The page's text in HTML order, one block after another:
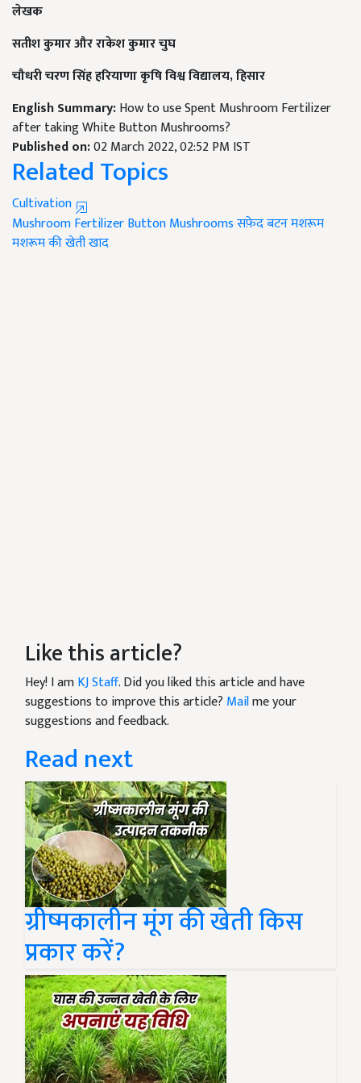
लेखक
सतीश कुमार और राकेश कुमार चुघ
चौधरी चरण सिंह हरियाणा कृषि विश्व विद्यालय,हिसार
English Summary:How to use Spent Mushroom Fertilizer
after taking White Button Mushrooms?
Published on:02 March 2022, 02:52 PM IST
Related Topics
Cultivation
Mushroom FertilizerButton Mushroomsसफ़ेद बटन मशरूम
मशरूम की खेतीखाद
Like this article?
Hey! I amKJ Staff. Did you liked this article and have
suggestions to improve this article? Mailme your
suggestions and feedback.
Read next
ग्रीष्मकालीन मूंग की खेती किस
प्रकार करें?